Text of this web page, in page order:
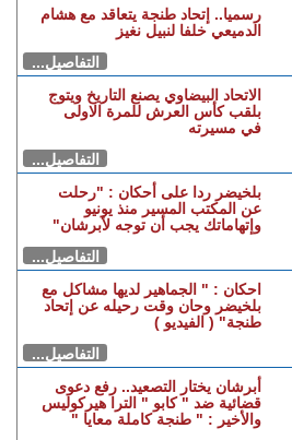
رسميا.. إتحاد طنجة يتعاقد مع هشام
الدميعي خلفا لنبيل نغيز
التفاصيل...
الاتحاد البيضاوي يصنع التاريخ ويتوج
بلقب كأس العرش للمرة الاولى
في مسيرته
التفاصيل...
بلخيضر ردا على أحكان : "رحلت
عن المكتب المسير منذ يونيو
وإتهاماتك يجب أن توجه لأبرشان"
التفاصيل...
احكان : " الجماهير لديها مشاكل مع
بلخيضر وحان وقت رحيله عن إتحاد
طنجة" ( الفيديو )
التفاصيل...
أبرشان يختار التصعيد.. رفع دعوى
قضائية ضد " كابو " الترا هيركوليس
والأخير : " طنجة كاملة معايا "